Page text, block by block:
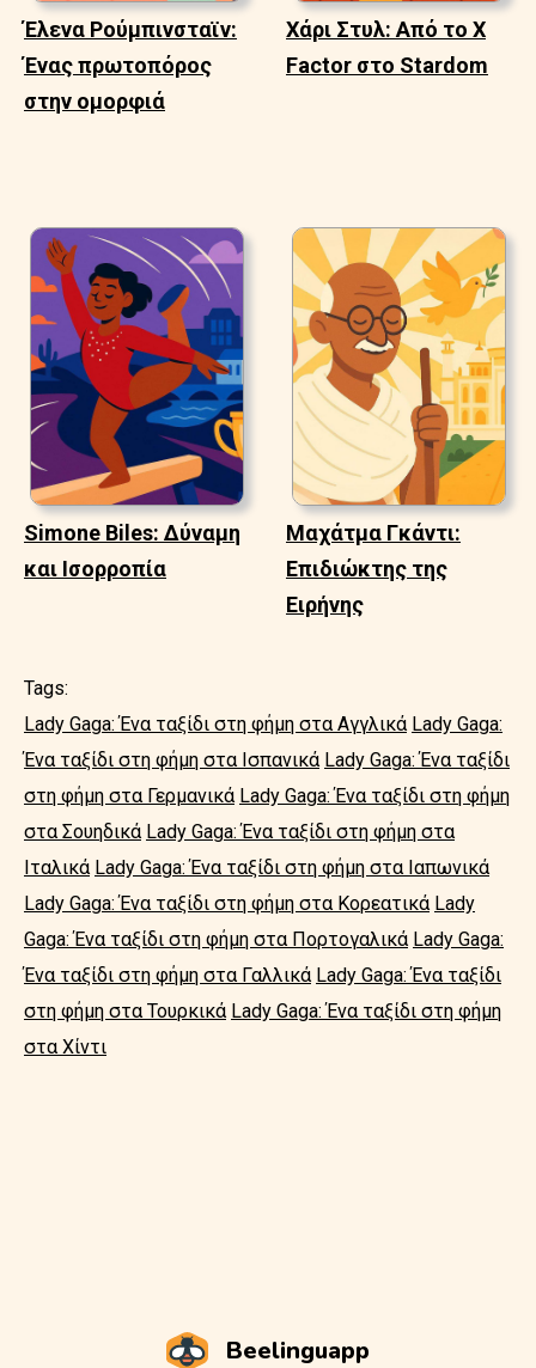
Έλενα Ρούμπινσταϊν:
Ένας πρωτοπόρος
στην ομορφιά
Χάρι Στυλ: Από το X
Factor στο Stardom
Simone Biles: Δύναμη
και Ισορροπία
Μαχάτμα Γκάντι:
Επιδιώκτης της
Ειρήνης
Tags:
Lady Gaga: Ένα ταξίδι στη φήμη στα Αγγλικά Lady Gaga:
Ένα ταξίδι στη φήμη στα Ισπανικά Lady Gaga: Ένα ταξίδι
στη φήμη στα Γερμανικά Lady Gaga: Ένα ταξίδι στη φήμη
στα Σουηδικά Lady Gaga: Ένα ταξίδι στη φήμη στα
Ιταλικά Lady Gaga: Ένα ταξίδι στη φήμη στα Ιαπωνικά
Lady Gaga: Ένα ταξίδι στη φήμη στα Κορεατικά Lady
Gaga: Ένα ταξίδι στη φήμη στα Πορτογαλικά Lady Gaga:
Ένα ταξίδι στη φήμη στα Γαλλικά Lady Gaga: Ένα ταξίδι
στη φήμη στα Τουρκικά Lady Gaga: Ένα ταξίδι στη φήμη
στα Χίντι
Beelinguapp